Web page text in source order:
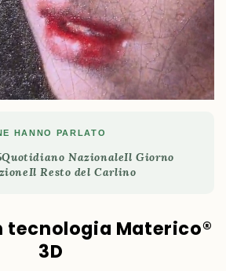
HANNO PARLATO
Quotidiano NazionaleIl Giorno
Il Resto del Carlino
tecnologia Materico®
3D